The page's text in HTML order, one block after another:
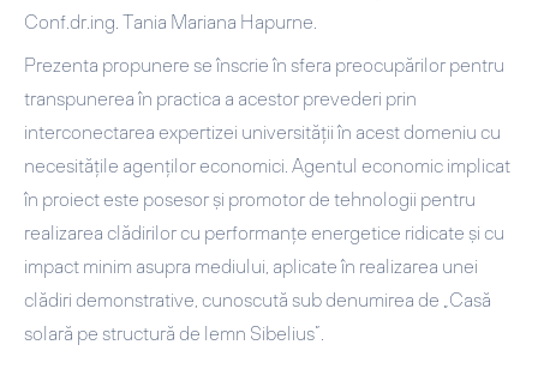
Conf.dr.ing. Tania Mariana Hapurne.
Prezenta propunere se înscrie în sfera preocupărilor pentru
transpunerea în practica a acestor prevederi prin
interconectarea expertizei universităţii în acest domeniu cu
necesităţile agenţilor economici. Agentul economic implicat
în proiect este posesor şi promotor de tehnologii pentru
realizarea clădirilor cu performanţe energetice ridicate şi cu
impact minim asupra mediului, aplicate în realizarea unei
clădiri demonstrative, cunoscută sub denumirea de „Casă
solară pe structură de lemn Sibelius”.